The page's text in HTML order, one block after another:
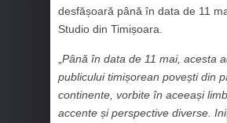
desfășoară până în data de 11
Studio din Timișoara.
Până în data de 11 mai, acesta
publicului timișorean povești din
continente, vorbite în aceeași
accente și perspective diverse.